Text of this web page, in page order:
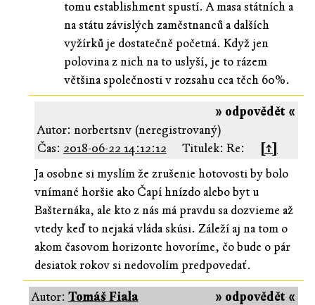
tomu establishment spustí. A masa státních a
na státu závislých zaměstnanců a dalších
vyžírků je dostatečně početná. Když jen
polovina z nich na to uslyší, je to rázem
většina společnosti v rozsahu cca těch 60%.
» odpovědět «
Autor: norbertsnv (neregistrovaný)
Čas: 2018-06-22 14:12:12 Titulek: Re:
[↑]
Ja osobne si myslím že zrušenie hotovosti by bolo
vnímané horšie ako Čapí hnízdo alebo byt u
Bašternáka, ale kto z nás má pravdu sa dozvieme až
vtedy keď to nejaká vláda skúsi. Záleží aj na tom o
akom časovom horizonte hovoríme, čo bude o pár
desiatok rokov si nedovolím predpovedať.
» odpovědět «
Autor: Tomáš Fiala